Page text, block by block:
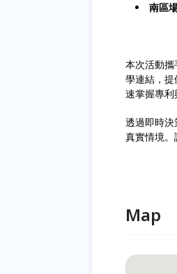
南區
本次活動
學連結，
速掌握專利
透過即時
真實情境。
Map